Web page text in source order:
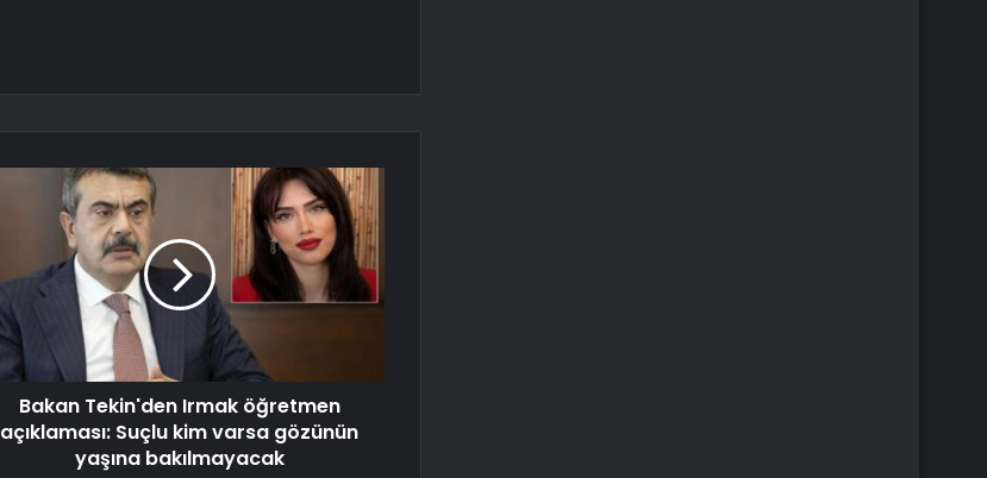
Bakan Tekin'den Irmak öğretmen
açıklaması: Suçlu kim varsa gözünün
yaşına bakılmayacak